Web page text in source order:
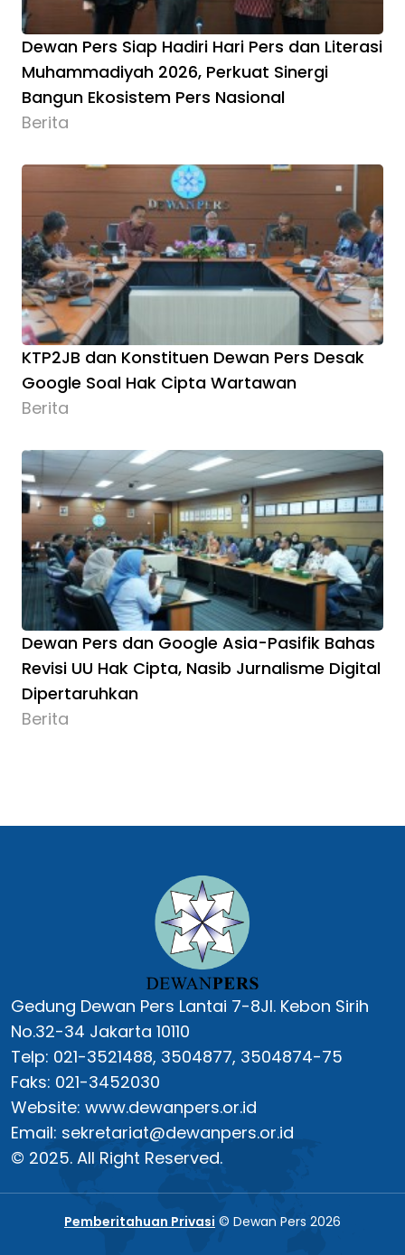
Dewan Pers Siap Hadiri Hari Pers dan Literasi
Muhammadiyah 2026, Perkuat Sinergi
Bangun Ekosistem Pers Nasional
Berita
KTP2JB dan Konstituen Dewan Pers Desak
Google Soal Hak Cipta Wartawan
Berita
Dewan Pers dan Google Asia-Pasifik Bahas
Revisi UU Hak Cipta, Nasib Jurnalisme Digital
Dipertaruhkan
Berita
Gedung Dewan Pers Lantai 7-8Jl. Kebon Sirih
No.32-34 Jakarta 10110
Telp: 021-3521488, 3504877, 3504874-75
Faks: 021-3452030
Website: www.dewanpers.or.id
Email: sekretariat@dewanpers.or.id
© 2025. All Right Reserved.
Pemberitahuan Privasi © Dewan Pers 2026